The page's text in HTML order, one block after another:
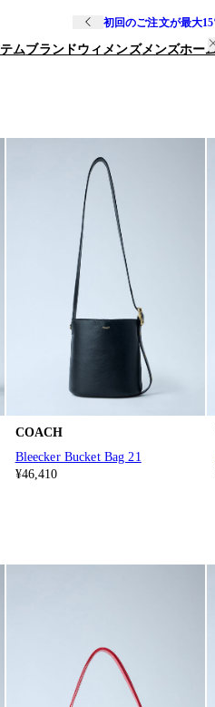
初回のご注文が最大
ムブランドウィメンズメンズホー
COACH
Bleecker Bucket Bag 21
¥46,410